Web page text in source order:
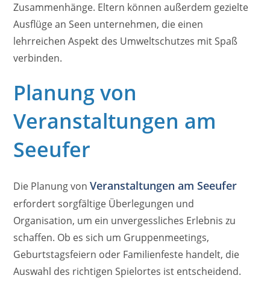
Zusammenhänge. Eltern können außerdem gezielte
Ausflüge an Seen unternehmen, die einen
lehrreichen Aspekt des Umweltschutzes mit Spaß
verbinden.
Planung von
Veranstaltungen am
Seeufer
Die Planung vonVeranstaltungen am Seeufer
erfordert sorgfältige Überlegungen und
Organisation, um ein unvergessliches Erlebnis zu
schaffen. Ob es sich um Gruppenmeetings,
Geburtstagsfeiern oder Familienfeste handelt, die
Auswahl des richtigen Spielortes ist entscheidend.